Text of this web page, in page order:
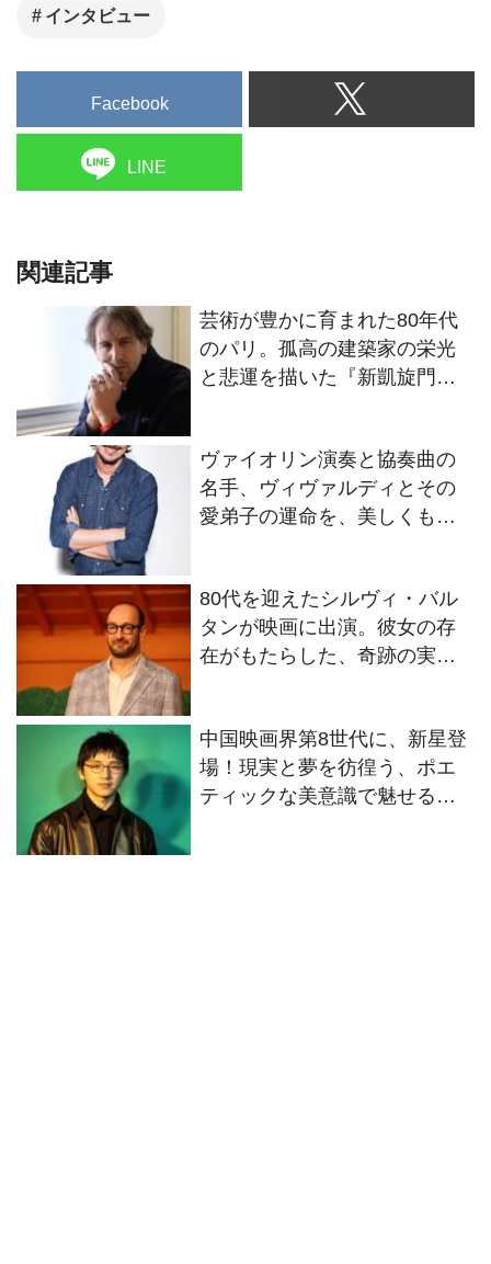
インタビュー
Facebook
LINE
関連記事
芸術が豊かに育まれた80年代
のパリ。孤高の建築家の栄光
と悲運を描いた『新凱旋門物
【髙野てるみの「シネマとい
う生き方」VOL54】
ヴァイオリン演奏と協奏曲の
名手、ヴィヴァルディとその
愛弟子の運命を、美しくも過
ノ・ミキエレット監督インタ
ビュー。【髙野てるみの「シ
ネマという生き方」VOL53】
80代を迎えたシルヴィ・バル
タンが映画に出演。彼女の存
在がもたらした、奇跡の実話
き起こす『ママと神様とシル
ヴィ・バルタン』のケン・ス
コツト監督インタビュー。
中国映画界第8世代に、新星登
場！現実と夢を彷徨う、ポエ
ティックな美意識で魅せる、